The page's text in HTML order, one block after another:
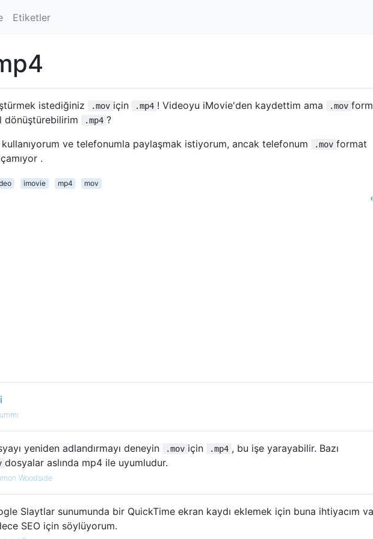
Etiketler
istediğiniz .mov için .mp4 ! Videoyu iMovie'den kaydettim ama .mov
dönüştürebilirim
.mp4 ?
ve telefonumla paylaşmak istiyorum, ancak telefonum
.mov format
.
imovie mp4 mov
yeniden adlandırmayı deneyin .mov için .mp4 , bu işe yarayabilir. Bazı
dosyalar aslında mp4 ile uyumludur.
Woodside
Slaytlar sunumunda bir QuickTime ekran kaydı eklemek için buna ihtiyacım
SEO için söylüyorum.